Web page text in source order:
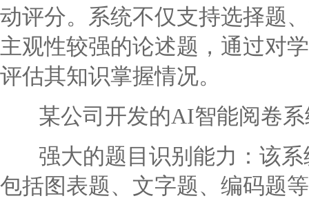
动评分。系统不仅支持选择题
主观性较强的论述题，通过对
评估其知识掌握情况。
某公司开发的AI智能阅卷系
强大的题目识别能力：该系
包括图表题、文字题、编码题